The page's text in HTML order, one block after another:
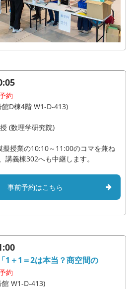
約
D棟4階 W1-D-413)
(数理学研究院)
擬授業の10:10～11:00のコマを兼ね
講義棟302へも中継します。
事前予約はこちら
1＋1＝2は本当？商空間の
約
W1-D-413)